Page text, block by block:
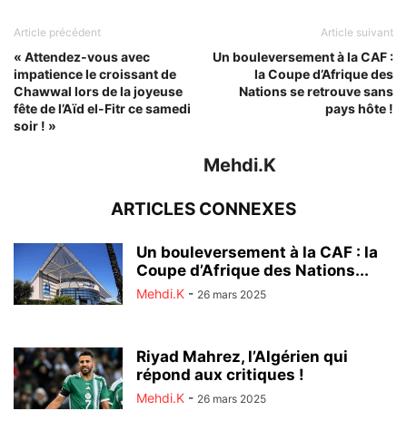
Article précédent
« Attendez-vous avec
impatience le croissant de
Chawwal lors de la joyeuse
fête de l’Aïd el-Fitr ce samedi
soir ! »
Article suivant
Un bouleversement à la CAF :
la Coupe d’Afrique des
Nations se retrouve sans
pays hôte !
Mehdi.K
ARTICLES CONNEXES
Un bouleversement à la CAF : la
Coupe d’Afrique des Nations...
Mehdi.K - 26 mars 2025
Riyad Mahrez, l’Algérien qui
répond aux critiques !
Mehdi.K - 26 mars 2025